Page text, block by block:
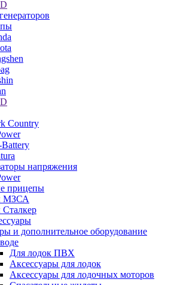
Country
напряжения
прицепы
МЗСА
и дополнительное оборудование
Для лодок ПВХ
Аксессуары для лодок
Аксессуары для лодочных моторов